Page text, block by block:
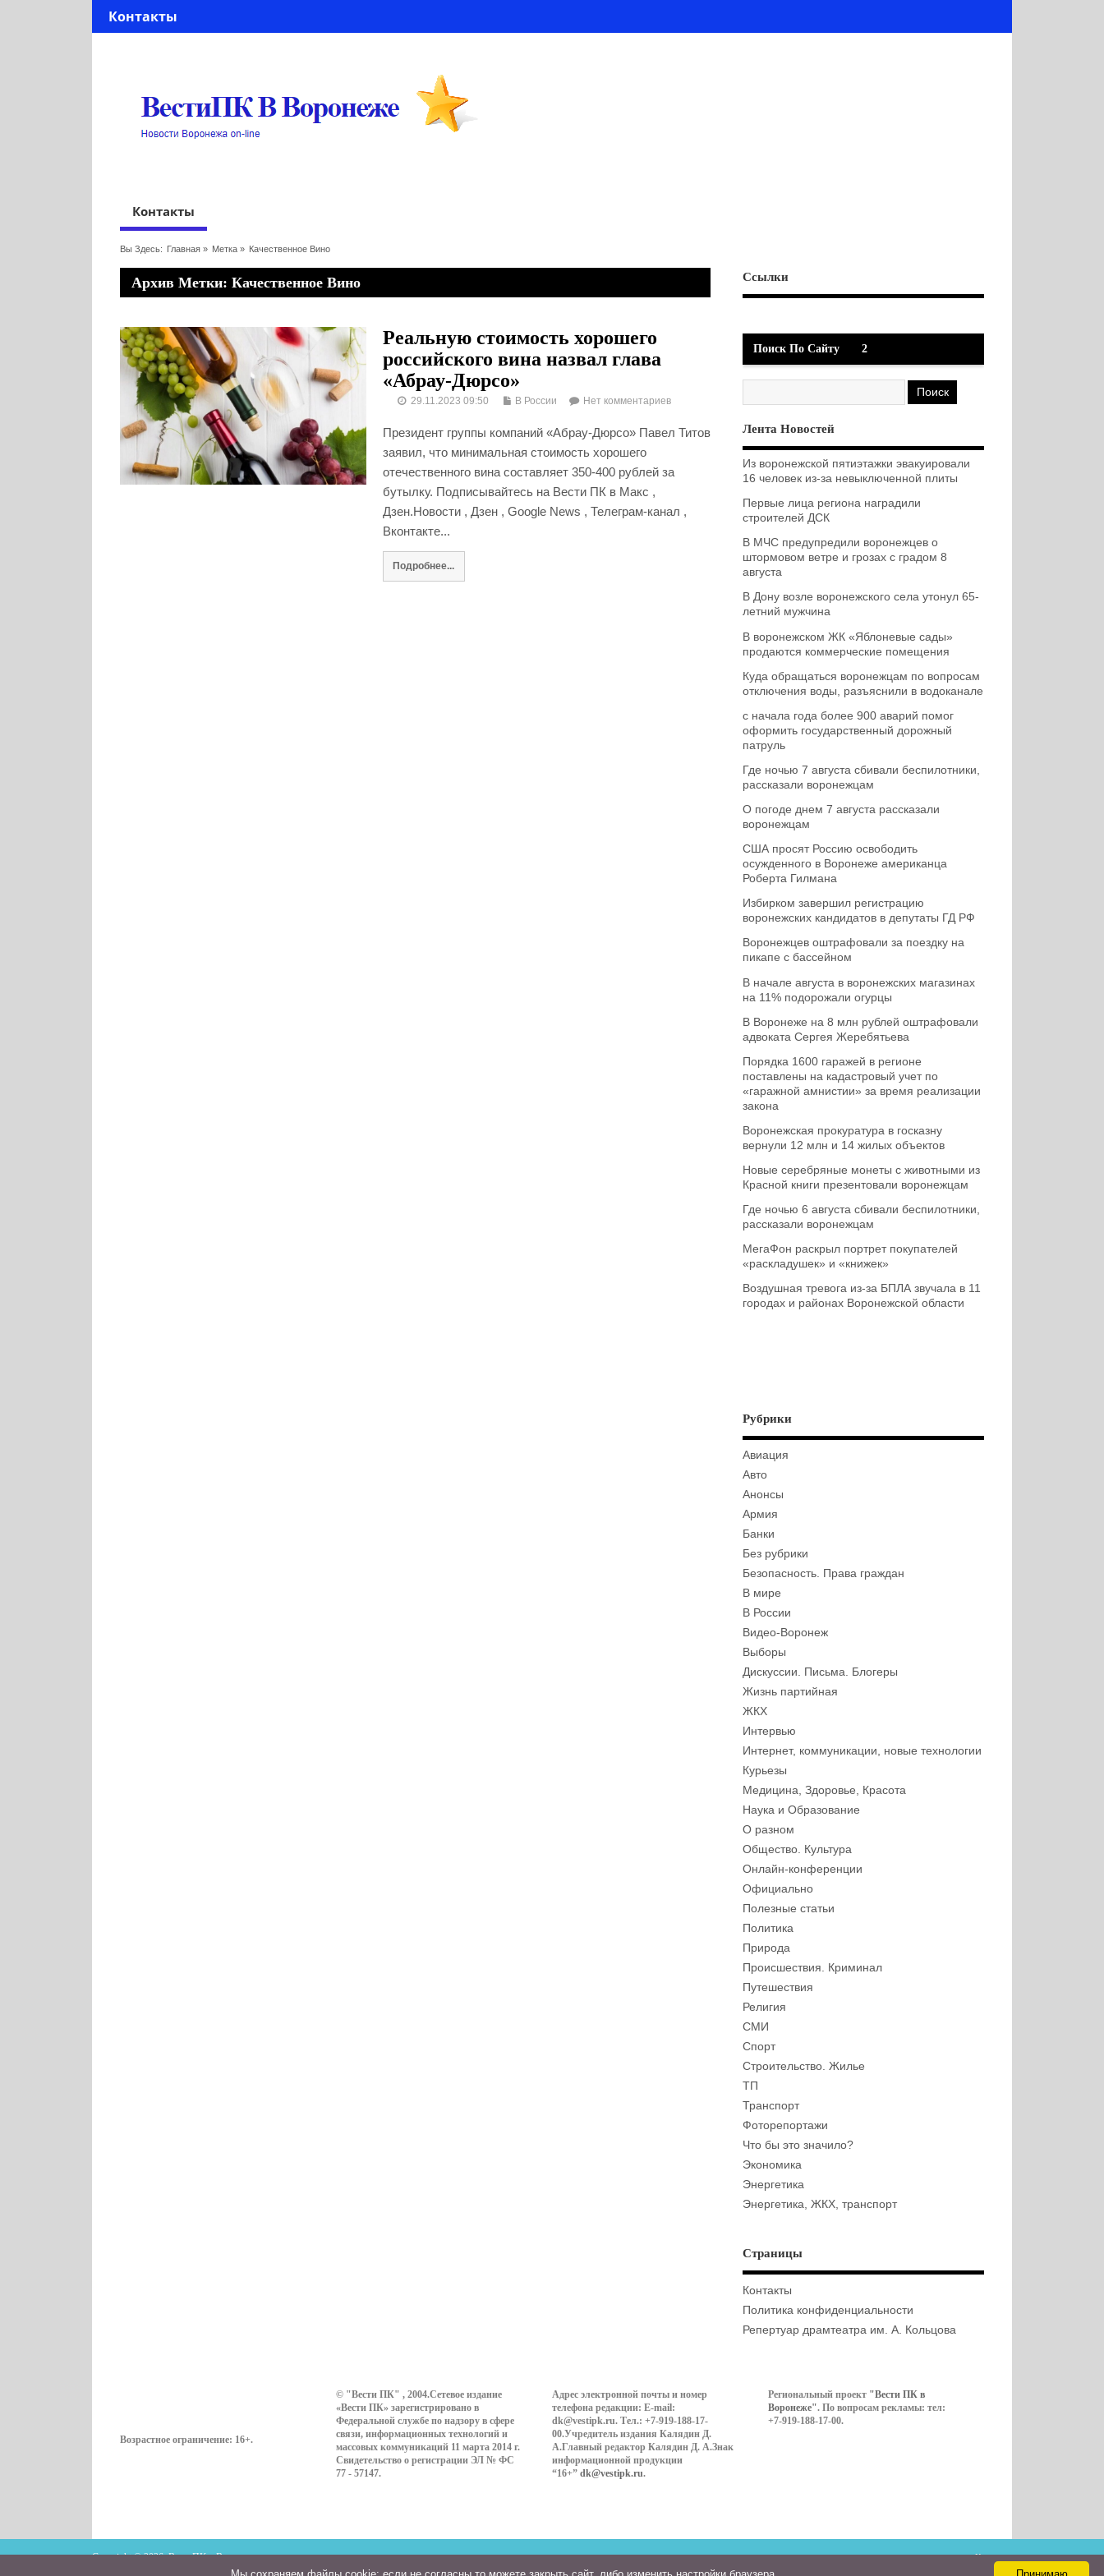
Контакты
Контакты
Вы Здесь: Главная» Метка » Качественное Вино
Архив Метки: Качественное Вино
Реальную стоимость хорошего
российского вина назвал глава
«Абрау-Дюрсо»
29.11.2023 09:50 В России Нет комментариев
Президент группы компаний «Абрау-Дюрсо» Павел Титов
заявил, что минимальная стоимость хорошего
отечественного вина составляет 350-400 рублей за
бутылку. Подписывайтесь на Вести ПК в Макс ,
Дзен.Новости , Дзен , Google News , Телеграм-канал ,
Вконтакте...
Подробнее...
Ссылки
Поиск По Сайту 2
Лента Новостей
Из воронежской пятиэтажки эвакуировали
16 человек из-за невыключенной плиты
Первые лица региона наградили
строителей ДСК
В МЧС предупредили воронежцев о
штормовом ветре и грозах с градом 8
августа
В Дону возле воронежского села утонул 65-
летний мужчина
В воронежском ЖК «Яблоневые сады»
продаются коммерческие помещения
Куда обращаться воронежцам по вопросам
отключения воды, разъяснили в водоканале
с начала года более 900 аварий помог
оформить государственный дорожный
патруль
Где ночью 7 августа сбивали беспилотники,
рассказали воронежцам
О погоде днем 7 августа рассказали
воронежцам
США просят Россию освободить
осужденного в Воронеже американца
Роберта Гилмана
Избирком завершил регистрацию
воронежских кандидатов в депутаты ГД РФ
Воронежцев оштрафовали за поездку на
пикапе с бассейном
В начале августа в воронежских магазинах
на 11% подорожали огурцы
В Воронеже на 8 млн рублей оштрафовали
адвоката Сергея Жеребятьева
Порядка 1600 гаражей в регионе
поставлены на кадастровый учет по
«гаражной амнистии» за время реализации
закона
Воронежская прокуратура в госказну
вернули 12 млн и 14 жилых объектов
Новые серебряные монеты с животными из
Красной книги презентовали воронежцам
Где ночью 6 августа сбивали беспилотники,
рассказали воронежцам
МегаФон раскрыл портрет покупателей
«раскладушек» и «книжек»
Воздушная тревога из-за БПЛА звучала в 11
городах и районах Воронежской области
Рубрики
Авиация
Авто
Анонсы
Армия
Банки
Без рубрики
Безопасность. Права граждан
В мире
В России
Видео-Воронеж
Выборы
Дискуссии. Письма. Блогеры
Жизнь партийная
ЖКХ
Интервью
Интернет, коммуникации, новые технологии
Курьезы
Медицина, Здоровье, Красота
Наука и Образование
О разном
Общество. Культура
Онлайн-конференции
Официально
Полезные статьи
Политика
Природа
Происшествия. Криминал
Путешествия
Религия
СМИ
Спорт
Строительство. Жилье
ТП
Транспорт
Фоторепортажи
Что бы это значило?
Экономика
Энергетика
Энергетика, ЖКХ, транспорт
Страницы
Контакты
Политика конфиденциальности
Репертуар драмтеатра им. А. Кольцова
Возрастное ограничение: 16+.
© "Вести ПК" , 2004.Сетевое издание
«Вести ПК» зарегистрировано в
Федеральной службе по надзору в сфере
связи, информационных технологий и
массовых коммуникаций 11 марта 2014 г.
Свидетельство о регистрации ЭЛ № ФС
77 - 57147.
Адрес электронной почты и номер
телефона редакции: E-mail:
dk@vestipk.ru. Тел.: +7-919-188-17-
00.Учредитель издания Калядин Д.
А.Главный редактор Калядин Д. А.Знак
информационной продукции
“16+” dk@vestipk.ru.
Региональный проект "Вести ПК в
Воронеже". По вопросам рекламы: тел:
+7-919-188-17-00.
Copyright © 2026. ВестиПК в Воронеже Контакты